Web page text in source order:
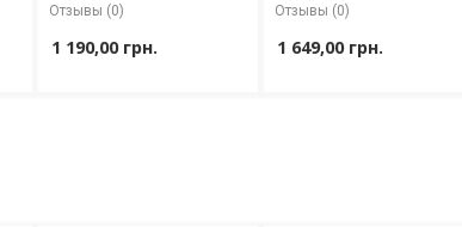
Отзывы (0)
1 190,00 грн.
Отзывы (0)
1 649,00 грн.